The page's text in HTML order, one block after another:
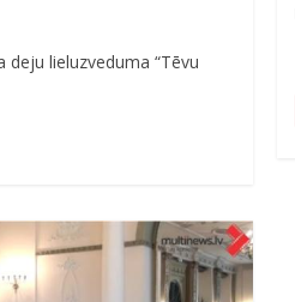
lieluzveduma “Tēvu